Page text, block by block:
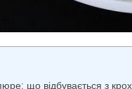
що відбувається з